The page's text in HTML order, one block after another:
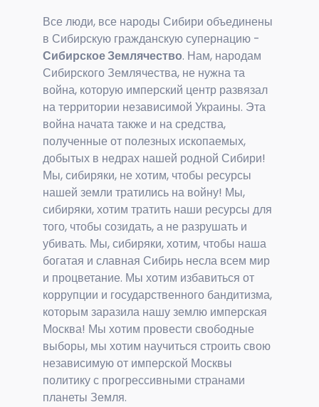
Все люди, все народы Сибири объединены
в Сибирскую гражданскую супернацию -
Сибирское Землячество. Нам, народам
Сибирского Землячества, не нужна та
война, которую имперский центр развязал
на территории независимой Украины. Эта
война начата также и на средства,
полученные от полезных ископаемых,
добытых в недрах нашей родной Сибири!
Мы, сибиряки, не хотим, чтобы ресурсы
нашей земли тратились на войну! Мы,
сибиряки, хотим тратить наши ресурсы для
того, чтобы созидать, а не разрушать и
убивать. Мы, сибиряки, хотим, чтобы наша
богатая и славная Сибирь несла всем мир
и процветание. Мы хотим избавиться от
коррупции и государственного бандитизма,
которым заразила нашу землю имперская
Москва! Мы хотим провести свободные
выборы, мы хотим научиться строить свою
независимую от имперской Москвы
политику с прогрессивными странами
планеты Земля.